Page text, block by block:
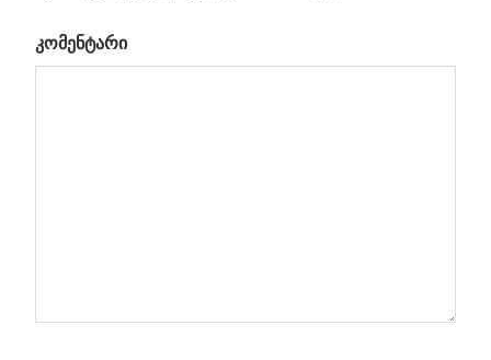
კომენტარი